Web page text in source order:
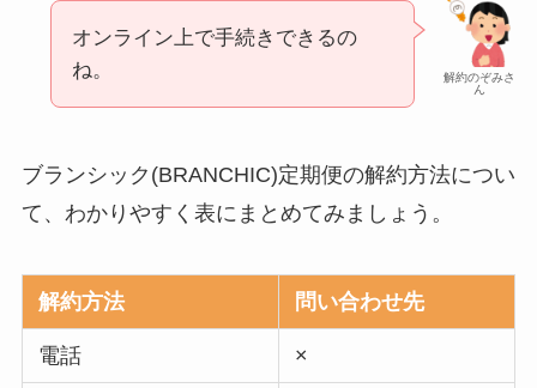
解約のぞみさ
ん
オンライン上で手続きできるの
ね。
ブランシック(BRANCHIC)定期便の解約方法につい
て、わかりやすく表にまとめてみましょう。
解約方法 問い合わせ先
電話 ×